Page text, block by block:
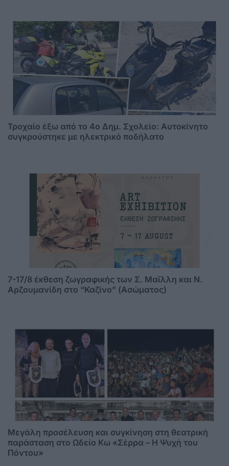
Τροχαίο έξω από το 4ο Δημ. Σχολείο: Αυτοκίνητο
συγκρούστηκε με ηλεκτρικό ποδήλατο
7-17/8 έκθεση ζωγραφικής των Σ. Μαϊλλη και Ν.
Αρζουμανίδη στο “Καζίνο” (Ασώματος)
Μεγάλη προσέλευση και συγκίνηση στη θεατρική
παράσταση στο Ωδείο Κω «Σέρρα – Η Ψυχή του
Πόντου»